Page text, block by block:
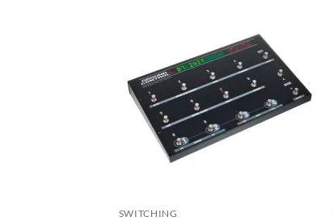
Add to
wishlist
SWITCHING